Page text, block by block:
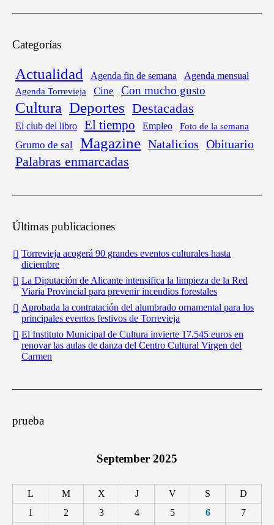
Categorías
Actualidad Agenda fin de semana Agenda mensual
Agenda Torrevieja Cine Con mucho gusto
Cultura Deportes Destacadas
El club del libro El tiempo Empleo Foto de la semana
Grumo de sal Magazine Natalicios Obituario
Palabras enmarcadas
Últimas publicaciones
Torrevieja acogerá 90 grandes eventos culturales hasta
diciembre
La Diputación de Alicante intensifica la limpieza de la Red
Viaria Provincial para prevenir incendios forestales
Aprobada la contratación del alumbrado ornamental para los
principales eventos festivos de Torrevieja
El Instituto Municipal de Cultura invierte 17.545 euros en
renovar las aulas de danza del Centro Cultural Virgen del
Carmen
prueba
September 2025
L M X J V S
D
1
2 3 4 5 6
7